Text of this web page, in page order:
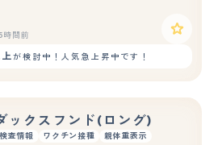
時間前
が検討中！人気急上昇中です！
ックスフンド(ロング)
査情報 ワクチン接種 親体重表示